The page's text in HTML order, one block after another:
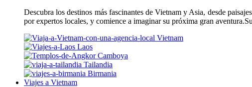
Descubra los destinos más fascinantes de Vietnam y Asia, desde
por expertos locales, y comience a imaginar su próxima gran
Vietnam
Laos
Camboya
Tailandia
Birmania
Viajes a Vietnam